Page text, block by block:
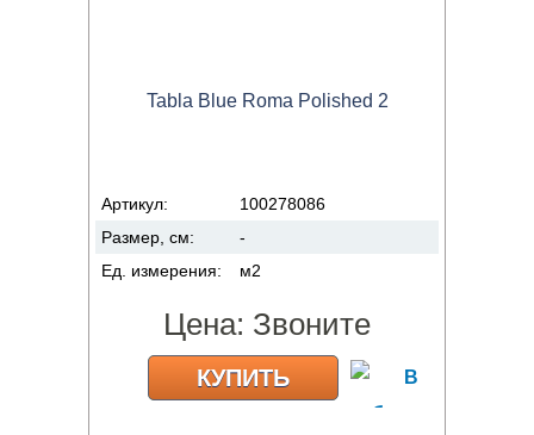
Tabla Blue Roma Polished 2
Артикул:
100278086
Размер, см:
-
Ед. измерения:
м2
Цена: Звоните
КУПИТЬ